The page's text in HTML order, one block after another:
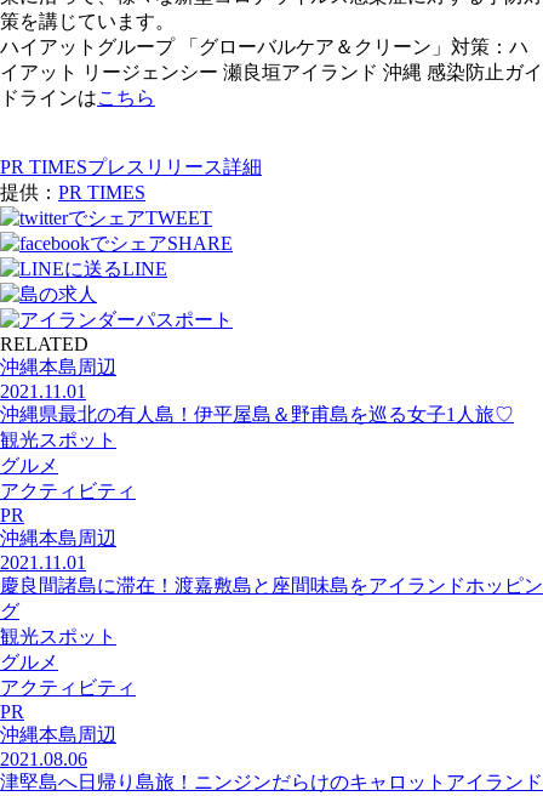
策を講じています。
ハイアットグループ 「グローバルケア＆クリーン」対策：ハ
イアット リージェンシー 瀬良垣アイランド 沖縄 感染防止ガイ
ドラインはこちら
PR TIMESプレスリリース詳細
提供： PR TIMES
TWEET
SHARE
LINE
RELATED
沖縄本島周辺
2021.11.01
沖縄県最北の有人島！伊平屋島＆野甫島を巡る女子1人旅♡
観光スポット
グルメ
アクティビティ
PR
沖縄本島周辺
2021.11.01
慶良間諸島に滞在！渡嘉敷島と座間味島をアイランドホッピン
グ
観光スポット
グルメ
アクティビティ
PR
沖縄本島周辺
2021.08.06
津堅島へ日帰り島旅！ニンジンだらけのキャロットアイランド